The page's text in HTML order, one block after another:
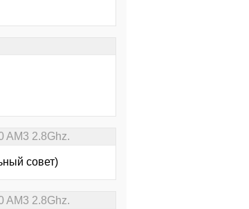
AM3 2.8Ghz.
совет)
AM3 2.8Ghz.